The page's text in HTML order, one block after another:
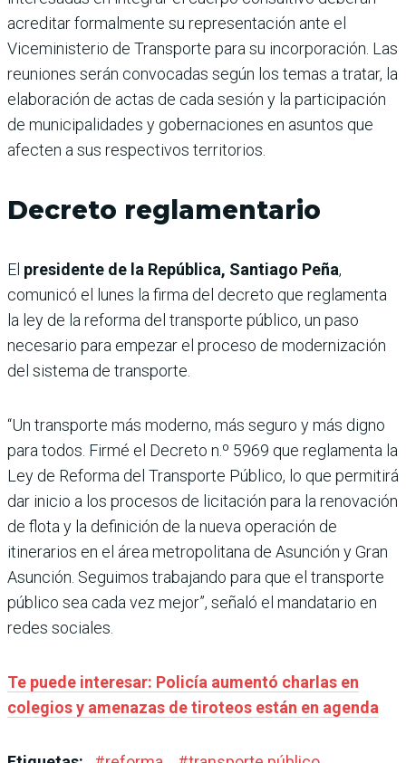
acreditar formalmente su representación ante el
Viceministerio de Transporte para su incorporación. Las
reuniones serán convocadas según los temas a tratar, la
elaboración de actas de cada sesión y la participación
de municipalidades y gobernaciones en asuntos que
afecten a sus respectivos territorios.
Decreto reglamentario
El presidente de la República, Santiago Peña,
comunicó el lunes la firma del decreto que reglamenta
la ley de la reforma del transporte público, un paso
necesario para empezar el proceso de modernización
del sistema de transporte.
“Un transporte más moderno, más seguro y más digno
para todos. Firmé el Decreto n.º 5969 que reglamenta la
Ley de Reforma del Transporte Público, lo que permitirá
dar inicio a los procesos de licitación para la renovación
de flota y la definición de la nueva operación de
itinerarios en el área metropolitana de Asunción y Gran
Asunción. Seguimos trabajando para que el transporte
público sea cada vez mejor”, señaló el mandatario en
redes sociales.
Te puede interesar: Policía aumentó charlas en
colegios y amenazas de tiroteos están en agenda